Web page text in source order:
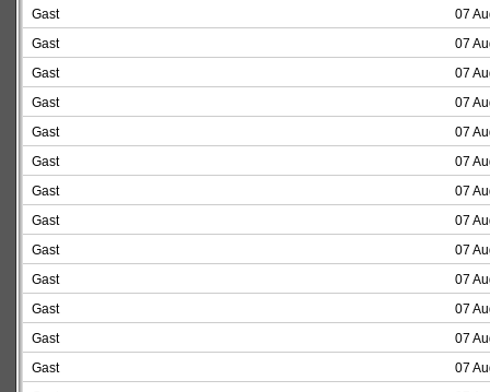
Gast
07
Gast
07
Gast
07
Gast
07
Gast
07
Gast
07
Gast
07
Gast
07
Gast
07
Gast
07
Gast
07
Gast
07
Gast
07